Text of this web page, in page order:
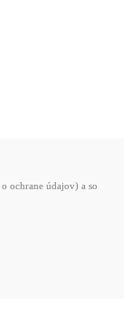
ochrane údajov) a so